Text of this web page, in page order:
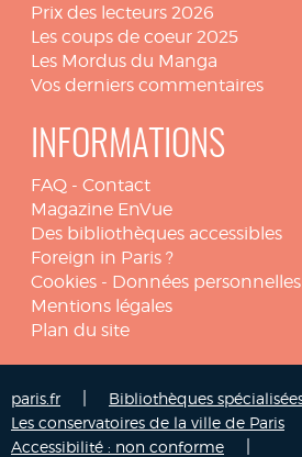
Prix des lecteurs 2026
Les coups de coeur 2025
Les Mordus du Manga
Vos derniers commentaires
INFORMATIONS
FAQ - Contact
Magazine EnVue
Des bibliothèques accessibles
Foreign in Paris ?
Cookies - Données personnelles
Mentions légales
Plan du site
paris.fr Bibliothèques
Les conservatoires de la ville de Paris
Accessibilité : non conforme